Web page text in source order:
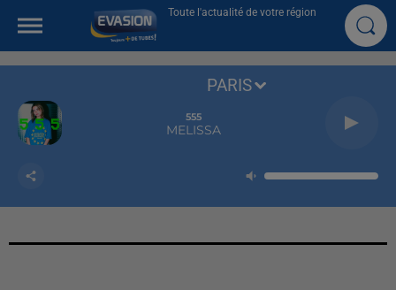
Toute l'actualité de votre région
555
MELISSA
PARIS